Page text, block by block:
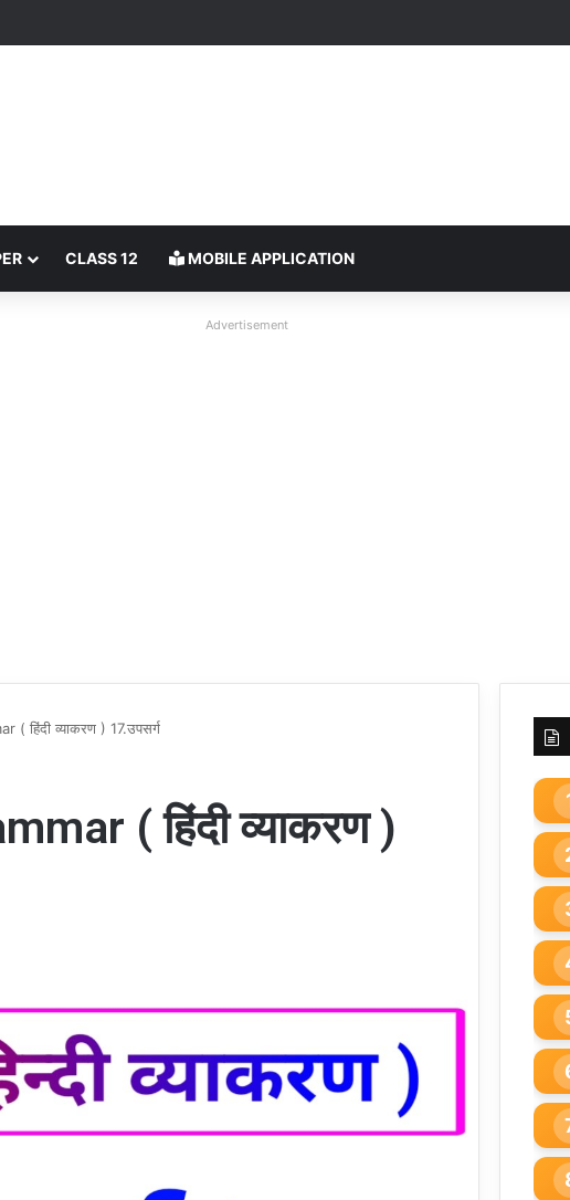
CLASS 12 MOBILE APPLICATION
Advertisement
हिंदी व्याकरण ) 17.उपसर्ग
( हिंदी व्याकरण )